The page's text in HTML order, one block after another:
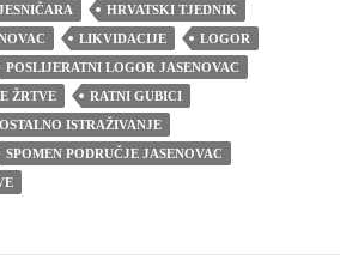
HRVATSKI TJEDNIK
LIKVIDACIJE
LOGOR
POSLIJERATNI LOGOR JASENOVAC
ŽRTVE
RATNI GUBICI
ISTRAŽIVANJE
SPOMEN PODRUČJE JASENOVAC